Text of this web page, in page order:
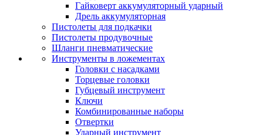
Гайковерт аккумуляторный ударный
Дрель аккумуляторная
Пистолеты для подкачки
Пистолеты продувочные
Шланги пневматические
Инструменты в ложементах
Головки с насадками
Торцевые головки
Губцевый инструмент
Ключи
Комбинированные наборы
Отвертки
Ударный инструмент